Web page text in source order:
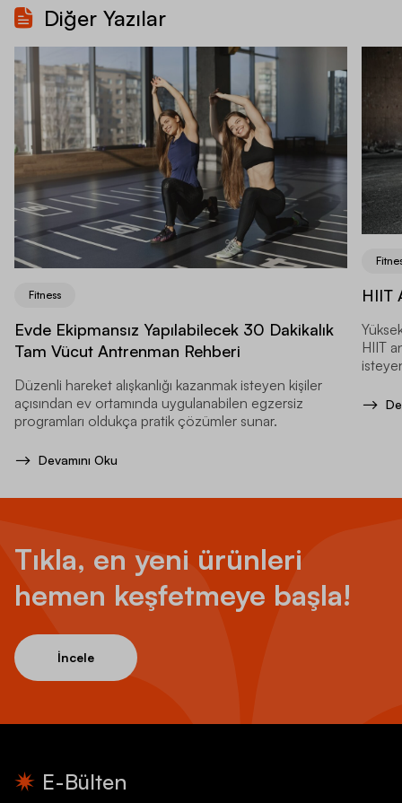
Diğer Yazılar
Fitness
Evde Ekipmansız Yapılabilecek 30 Dakikalık
Tam Vücut Antrenman Rehberi
Düzenli hareket alışkanlığı kazanmak isteyen kişiler
açısından ev ortamında uygulanabilen egzersiz
programları oldukça pratik çözümler sunar.
Devamını Oku
HIIT
HIIT
Tıkla, en yeni ürünleri
hemen keşfetmeye başla!
İncele
E-Bülten